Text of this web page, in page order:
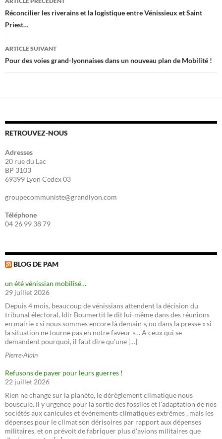
des
articles
Réconcilier les riverains et la logistique entre Vénissieux et Saint
Priest…
ARTICLE SUIVANT
Pour des voies grand-lyonnaises dans un nouveau plan de Mobilité !
RETROUVEZ-NOUS
Adresses
20 rue du Lac
BP 3103
69399 Lyon Cedex 03
groupecommuniste@grandlyon.com
Téléphone
04 26 99 38 79
BLOG DE PAM
un été vénissian mobilisé…
29 juillet 2026
Depuis 4 mois, beaucoup de vénissians attendent la décision du
tribunal électoral, Idir Boumertit le dit lui-même dans des réunions
en mairie « si nous sommes encore là demain », ou dans la presse « si
la situation ne tourne pas en notre faveur »… A ceux qui se
demandent pourquoi, il faut dire qu'une […]
Pierre-Alain
Refusons de payer pour leurs guerres !
22 juillet 2026
Rien ne change sur la planète, le dérèglement climatique nous
bouscule. Il y urgence pour la sortie des fossiles et l'adaptation de nos
sociétés aux canicules et événements climatiques extrêmes , mais les
dépenses pour le climat son dérisoires par rapport aux dépenses
militaires, et on prévoit de fabriquer plus d'avions militaires que